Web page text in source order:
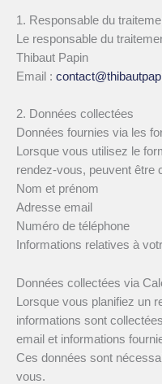
1. Responsable du
Le responsable du
Thibaut Papin
Email :
2. Données collectées
Données fournies via les
Lorsque vous utilisez le
rendez-vous, peuvent être
Nom et prénom
Adresse email
Numéro de téléphone
Informations relatives à
Données collectées via
Lorsque vous planifiez un
informations sont
email et informations
Ces données sont
vous.